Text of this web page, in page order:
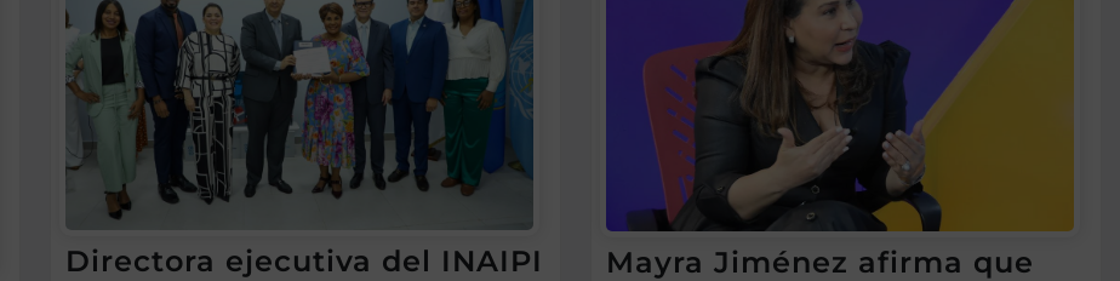
Directora ejecutiva del INAIPI
Mayra Jiménez afirma que